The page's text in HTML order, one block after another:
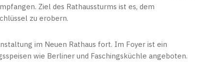
Ziel des Rathaussturms ist es, dem
zu erobern.
im Neuen Rathaus fort. Im Foyer ist ein
wie Berliner und Faschingsküchle angeboten.